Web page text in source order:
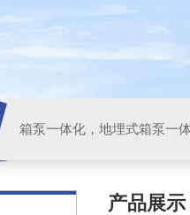
产品展示